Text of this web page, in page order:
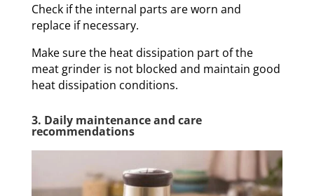
Check if the internal parts are worn and
replace if necessary.
Make sure the heat dissipation part of the
meat grinder is not blocked and maintain good
heat dissipation conditions.
3. Daily maintenance and care
recommendations